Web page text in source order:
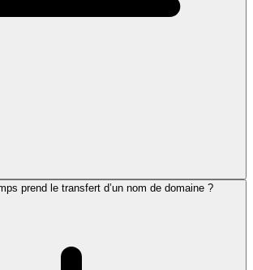
prend le transfert d’un nom de domaine ?